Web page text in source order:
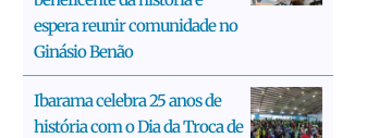
espera reunir comunidade no
Ginásio Benão
Ibarama celebra 25 anos de
história com o Dia da Troca de